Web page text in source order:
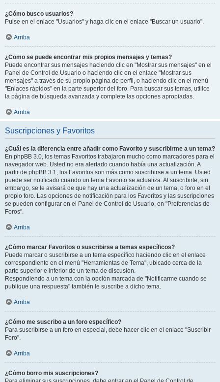
¿Cómo busco usuarios?
Pulse en el enlace "Usuarios" y haga clic en el enlace "Buscar un usuario".
Arriba
¿Como se puede encontrar mis propios mensajes y temas?
Puede encontrar sus mensajes haciendo clic en "Mostrar sus mensajes" en el
Panel de Control de Usuario o haciendo clic en el enlace "Mostrar sus
mensajes" a través de su propio página de perfil, o haciendo clic en el menú
"Enlaces rápidos" en la parte superior del foro. Para buscar sus temas, utilice
la página de búsqueda avanzada y complete las opciones apropiadas.
Arriba
Suscripciones y Favoritos
¿Cuál es la diferencia entre añadir como Favorito y suscribirme a un tema?
En phpBB 3.0, los temas Favoritos trabajaron mucho como marcadores para el
navegador web. Usted no era alertado cuando había una actualización. A
partir de phpBB 3.1, los Favoritos son más como suscribirse a un tema. Usted
puede ser notificado cuando un tema Favorito se actualiza. Al suscribirte, sin
embargo, se le avisará de que hay una actualización de un tema, o foro en el
propio foro. Las opciones de notificación para los Favoritos y las suscripciones
se pueden configurar en el Panel de Control de Usuario, en "Preferencias de
Foros".
Arriba
¿Cómo marcar Favoritos o suscribirse a temas específicos?
Puede marcar o suscribirse a un tema específico haciendo clic en el enlace
correspondiente en el menú "Herramientas de Tema", ubicado cerca de la
parte superior e inferior de un tema de discusión.
Respondiendo a un tema con la opción marcada de "Notificarme cuando se
publique una respuesta" también le suscribe a dicho tema.
Arriba
¿Cómo me suscribo a un foro específico?
Para suscribirse a un foro en especial, debe hacer clic en el enlace "Suscribir
Foro".
Arriba
¿Cómo borro mis suscripciones?